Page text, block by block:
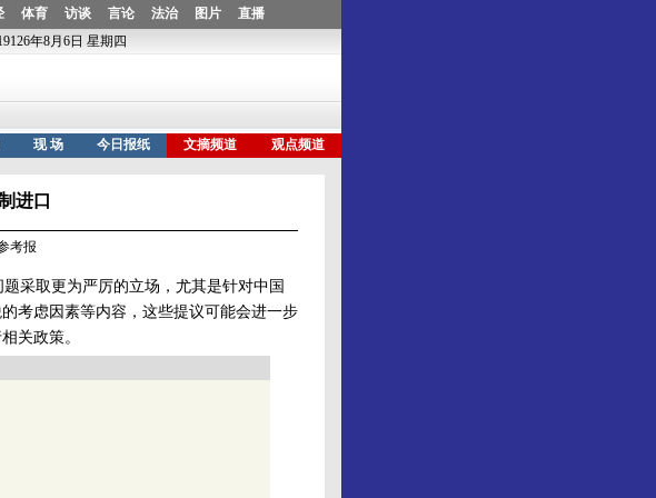
进口
考报
采取更为严厉的立场，尤其是针对中国
考虑因素等内容，这些提议可能会进一步
关政策。